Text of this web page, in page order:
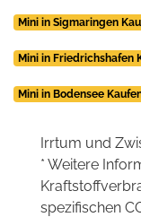
Mini in Sigmaringen
Mini in Friedrichshafen
Mini in Bodensee
Irrtum und
* Weitere
spezifischen